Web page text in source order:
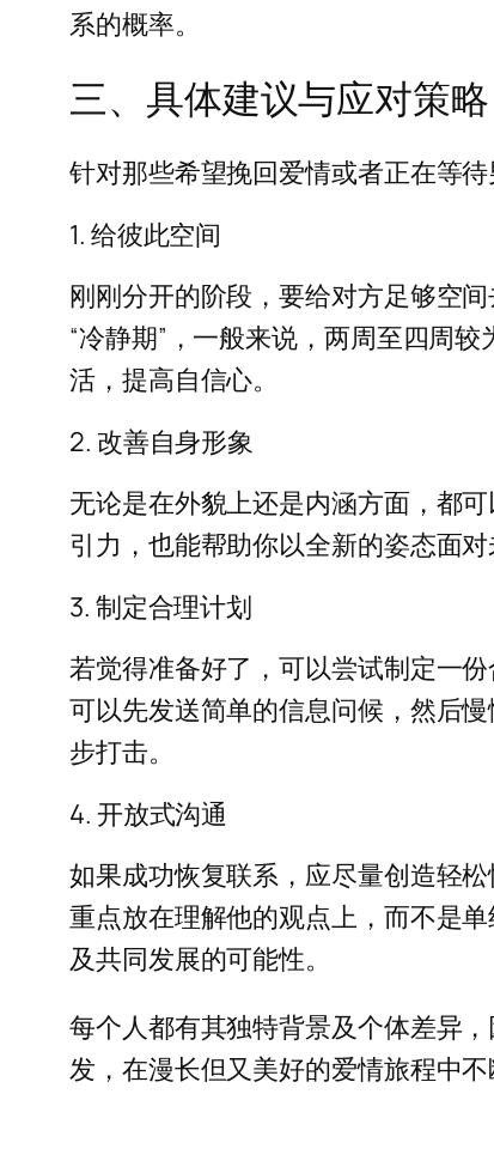
系的概率。
三、具体建议与应对策略
针对那些希望挽回爱情或者正在等
1. 给彼此空间
刚刚分开的阶段，要给对方足够空
“冷静期”，一般来说，两周至四周
活，提高自信心。
2. 改善自身形象
无论是在外貌上还是内涵方面，都
引力，也能帮助你以全新的姿态面
3. 制定合理计划
若觉得准备好了，可以尝试制定一
可以先发送简单的信息问候，然后
步打击。
4. 开放式沟通
如果成功恢复联系，应尽量创造轻
重点放在理解他的观点上，而不是
及共同发展的可能性。
每个人都有其独特背景及个体差异
发，在漫长但又美好的爱情旅程中